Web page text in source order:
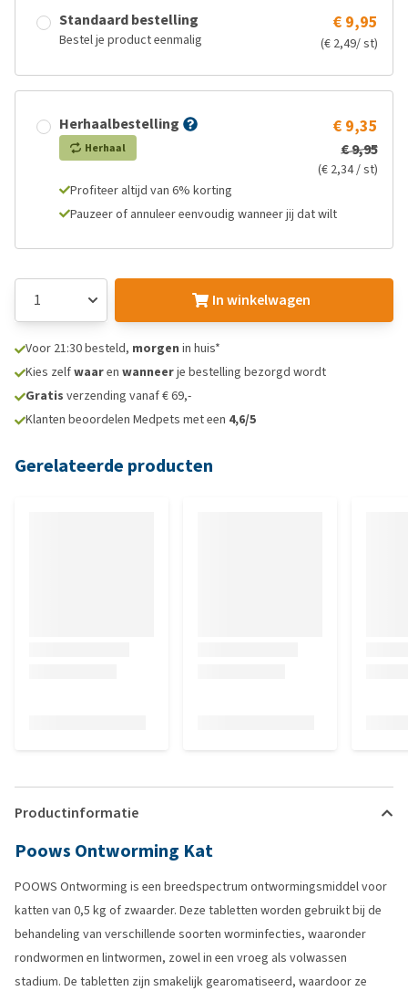
Standaard bestelling
Bestel je product eenmalig
€ 9,95
(€ 2,49/ st)
Herhaalbestelling
Herhaal
€ 9,35
€ 9,95
(€ 2,34 / st)
Profiteer altijd van 6% korting
Pauzeer of annuleer eenvoudig wanneer jij dat wilt
In winkelwagen
Voor 21:30 besteld, morgen in huis*
Kies zelfwaaren wanneerje bestelling bezorgd wordt
Gratis verzending vanaf € 69,-
Klanten beoordelen Medpets met een 4,6/5
Gerelateerde producten
Productinformatie
Poows Ontworming Kat
POOWS Ontworming is een breedspectrum ontwormingsmiddel voor
katten van 0,5 kg of zwaarder. Deze tabletten worden gebruikt bij de
behandeling van verschillende soorten worminfecties, waaronder
rondwormen en lintwormen, zowel in een vroeg als volwassen
stadium. De tabletten zijn smakelijk gearomatiseerd, waardoor ze